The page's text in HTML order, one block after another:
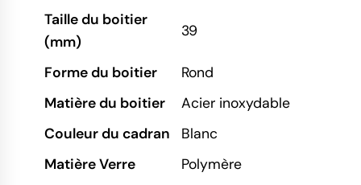
Taille du boitier
(mm)
39
Forme du boitier
Rond
Matière du boitier
Acier inoxydable
Couleur du cadran
Blanc
Matière Verre
Polymère